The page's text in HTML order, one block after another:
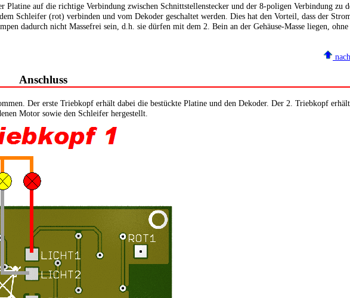
Platine auf die richtige Verbindung zwischen Schnittstellenstecker und der 8-poligen Verbindung zu
Schleifer (rot) verbinden und vom Dekoder geschaltet werden. Dies hat den Vorteil, dass der
dadurch nicht Massefrei sein, d.h. sie dürfen mit dem 2. Bein an der Gehäuse-Masse liegen, ohne
Anschluss
Der erste Triebkopf erhält dabei die bestückte Platine und den Dekoder. Der 2. Triebkopf
Motor sowie den Schleifer hergestellt.